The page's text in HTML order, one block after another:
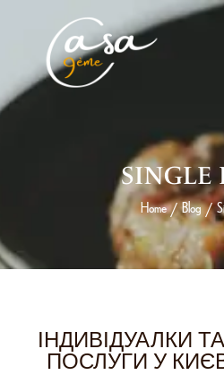
SINGLE
Home / Blog /
ІНДИВІДУАЛКИ
ПОСЛУГИ У